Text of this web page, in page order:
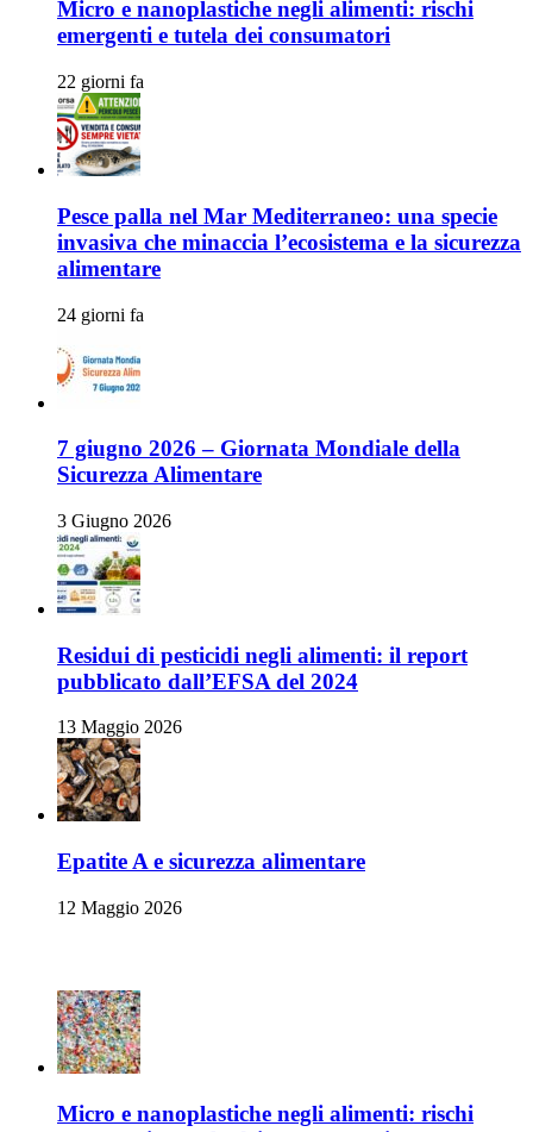
Micro e nanoplastiche negli alimenti: rischi
emergenti e tutela dei consumatori
22 giorni fa
Pesce palla nel Mar Mediterraneo: una specie
invasiva che minaccia l’ecosistema e la sicurezza
alimentare
24 giorni fa
7 giugno 2026 – Giornata Mondiale della
Sicurezza Alimentare
3 Giugno 2026
Residui di pesticidi negli alimenti: il report
pubblicato dall’EFSA del 2024
13 Maggio 2026
Epatite A e sicurezza alimentare
12 Maggio 2026
Micro e nanoplastiche negli alimenti: rischi